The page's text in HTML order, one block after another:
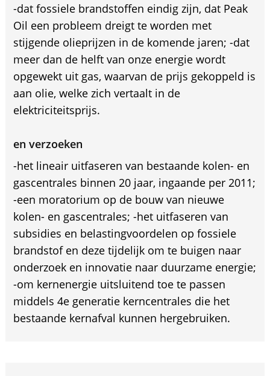
-dat fossiele brandstoffen eindig zijn, dat Peak
Oil een probleem dreigt te worden met
stijgende olieprijzen in de komende jaren; -dat
meer dan de helft van onze energie wordt
opgewekt uit gas, waarvan de prijs gekoppeld is
aan olie, welke zich vertaalt in de
elektriciteitsprijs.
en verzoeken
-het lineair uitfaseren van bestaande kolen- en
gascentrales binnen 20 jaar, ingaande per 2011;
-een moratorium op de bouw van nieuwe
kolen- en gascentrales; -het uitfaseren van
subsidies en belastingvoordelen op fossiele
brandstof en deze tijdelijk om te buigen naar
onderzoek en innovatie naar duurzame energie;
-om kernenergie uitsluitend toe te passen
middels 4e generatie kerncentrales die het
bestaande kernafval kunnen hergebruiken.